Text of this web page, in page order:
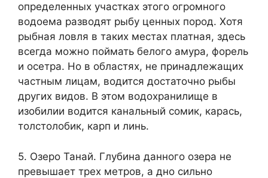
определенных участках этого огромного
водоема разводят рыбу ценных пород. Хотя
рыбная ловля в таких местах платная, здесь
всегда можно поймать белого амура, форель
и осетра. Но в областях, не принадлежащих
частным лицам, водится достаточно рыбы
других видов. В этом водохранилище в
изобилии водится канальный сомик, карась,
толстолобик, карп и линь.
5. Озеро Танай. Глубина данного озера не
превышает трех метров, а дно сильно